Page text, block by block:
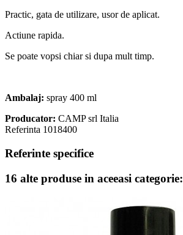
Practic, gata de utilizare, usor de aplicat.
Actiune rapida.
Se poate vopsi chiar si dupa mult timp.
Ambalaj: spray 400 ml
Producator: CAMP srl Italia
Referinta 1018400
Referinte specifice
16 alte produse in aceeasi categorie: